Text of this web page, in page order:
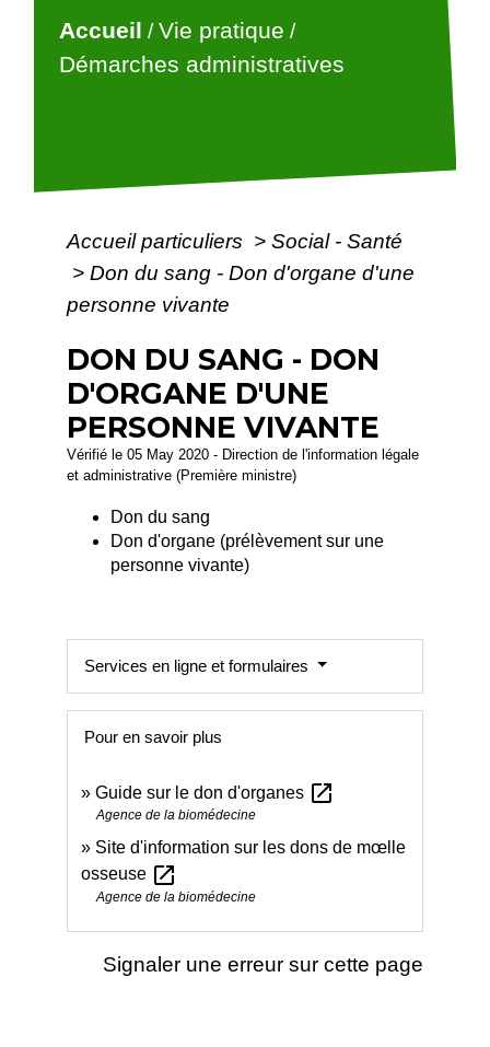
Accueil /Vie pratique /
Démarches administratives
Accueil particuliers > Social - Santé
> Don du sang - Don d'organe d'une
personne vivante
DON DU SANG - DON
D'ORGANE D'UNE
PERSONNE VIVANTE
Vérifié le 05 May 2020 - Direction de l'information légale
et administrative (Première ministre)
Don du sang
Don d'organe (prélèvement sur une
personne vivante)
Services en ligne et formulaires
Pour en savoir plus
Guide sur le don d'organes open_in_new
Agence de la biomédecine
Site d'information sur les dons de mœlle
osseuse open_in_new
Agence de la biomédecine
Signaler une erreur sur cette page